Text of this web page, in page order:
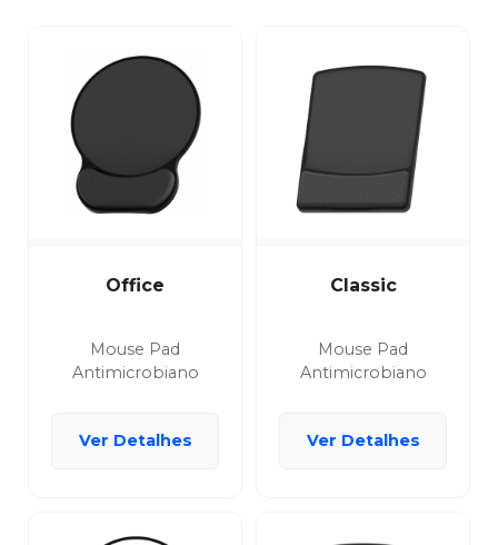
Office
Mouse Pad
Antimicrobiano
Ver Detalhes
Classic
Mouse Pad
Antimicrobiano
Ver Detalhes